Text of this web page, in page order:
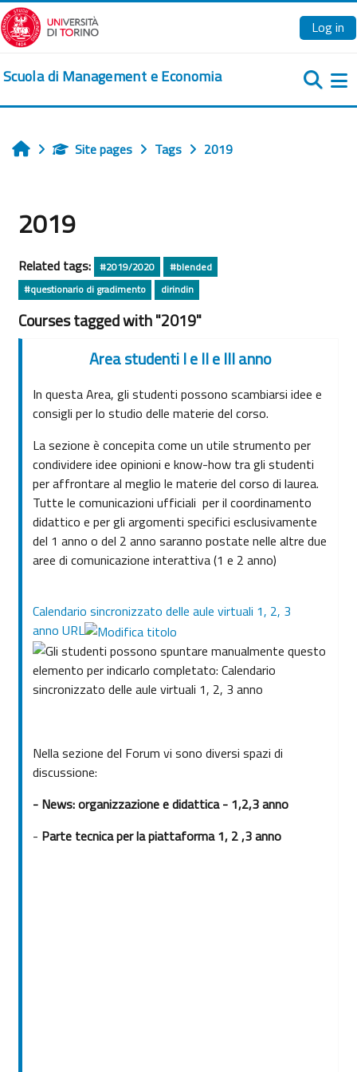
Skip to main content
Log in
Scuola di Management e Economia
HomeSite pages Tags 2019
2019
Related tags: #2019/2020
#blended
#questionario di gradimento
dirindin
Courses tagged with "2019"
Area studenti I e II e III anno
In questa Area, gli studenti possono scambiarsi idee e
consigli per lo studio delle materie del corso.
La sezione è concepita come un utile strumento per
condividere idee opinioni e know-how tra gli studenti
per affrontare al meglio le materie del corso di laurea.
Tutte le comunicazioni ufficiali per il coordinamento
didattico e per gli argomenti specifici esclusivamente
del 1 anno o del 2 anno saranno postate nelle altre due
aree di comunicazione interattiva (1 e 2 anno)
Calendario sincronizzato delle aule virtuali 1, 2, 3
anno URL
Nella sezione del Forum vi sono diversi spazi di
discussione:
- News: organizzazione e didattica - 1,2,3 anno
- Parte tecnica per la piattaforma 1, 2 ,3 anno